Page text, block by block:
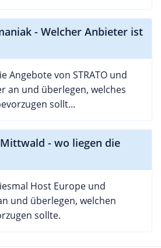
- Welcher Anbieter ist
Angebote von STRATO und
an und überlegen, welches
sollt...
- wo liegen die
Host Europe und
und überlegen, welchen
sollte.